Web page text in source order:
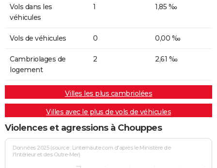
Vols dans les
véhicules
1 1,85 ‰
Vols de véhicules 0 0,00 ‰
Cambriolages de
logement
2 2,61 ‰
Villes les plus cambriolées
Villes avec le plus de vols de véhicules
Violences et agressions à Chouppes
Données 2025 (source : Linternaute.com d'après le Ministère de
l'Intérieur et des Outre-Mer)